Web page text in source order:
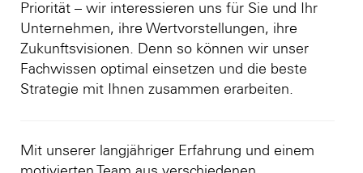
Priorität – wir interessieren uns für Sie und Ihr
Unternehmen, ihre Wertvorstellungen, ihre
Zukunftsvisionen. Denn so können wir unser
Fachwissen optimal einsetzen und die beste
Strategie mit Ihnen zusammen erarbeiten.
Mit unserer langjähriger Erfahrung und einem